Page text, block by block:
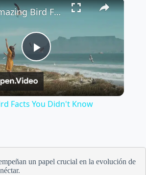
P
l
y
10 Amazing Bird Facts You Didn't Know
Facts You Didn't Know
un papel crucial en la evolución de